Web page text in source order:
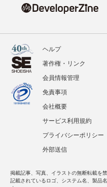
ヘルプ
著作権・リンク
会員情報管理
免責事項
会社概要
サービス利用規約
プライバシーポリシー
外部送信
掲載記事、写真、イラストの無断転載を禁
記載されているロゴ、システム名、製品